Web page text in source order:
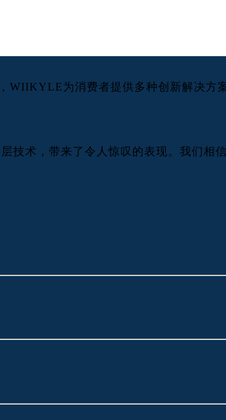
WIIKYLE为消费者提供多种创新解决
技术，带来了令人惊叹的表现。我们